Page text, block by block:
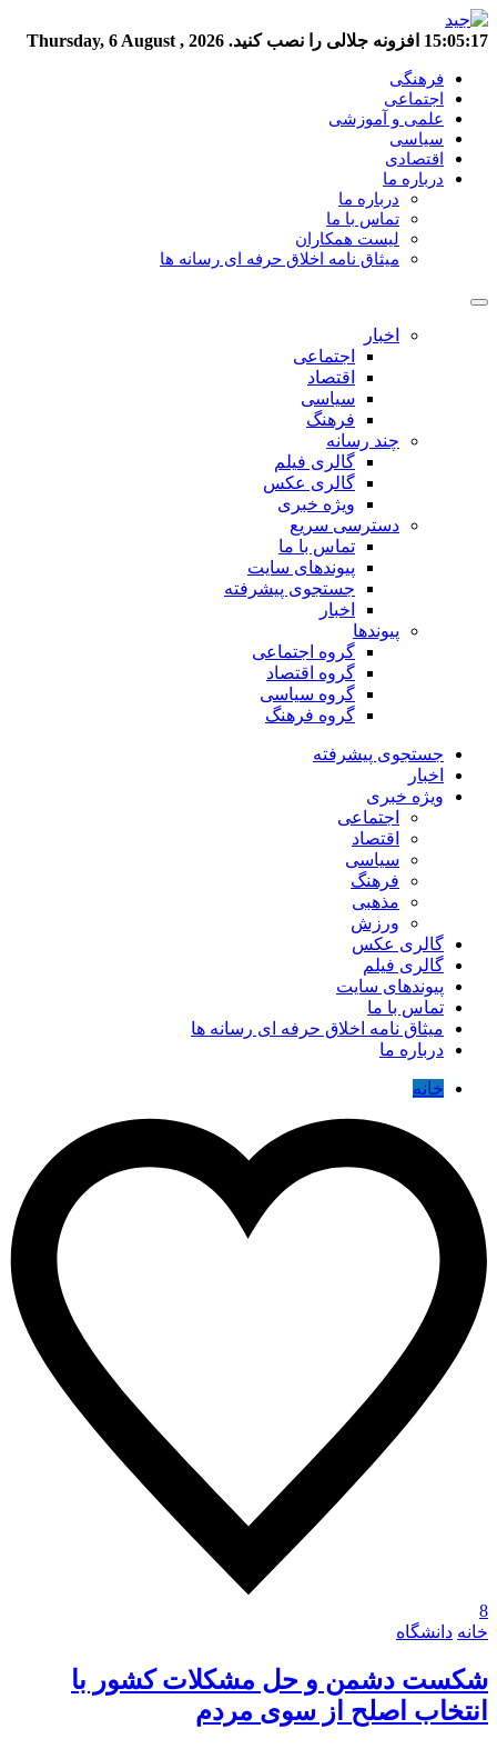
15:05:17 افزونه جلالی را نصب کنید. Thursday, 6 August , 2026
فرهنگی
اجتماعی
علمی و آموزشی
سیاسی
اقتصادی
درباره ما
درباره ما
تماس با ما
لیست همکاران
میثاق نامه اخلاق حرفه ای رسانه ها
اخبار
اجتماعی
اقتصاد
سیاسی
فرهنگ
چند رسانه
گالری فیلم
گالری عکس
ویژه خبری
دسترسی سریع
تماس با ما
پیوندهای سایت
جستجوی پیشرفته
اخبار
پیوندها
گروه اجتماعی
گروه اقتصاد
گروه سیاسی
گروه فرهنگ
جستجوی پیشرفته
اخبار
ویژه خبری
اجتماعی
اقتصاد
سیاسی
فرهنگ
مذهبی
ورزش
گالری عکس
گالری فیلم
پیوندهای سایت
تماس با ما
میثاق نامه اخلاق حرفه ای رسانه ها
درباره ما
خانه
8
خانه دانشگاه
شکست دشمن و حل مشکلات کشور با
انتخاب اصلح از سوی مردم